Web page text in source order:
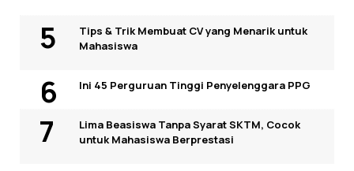
Tips & Trik Membuat CV yang Menarik untuk
Mahasiswa
Ini 45 Perguruan Tinggi Penyelenggara PPG
Lima Beasiswa Tanpa Syarat SKTM, Cocok
untuk Mahasiswa Berprestasi